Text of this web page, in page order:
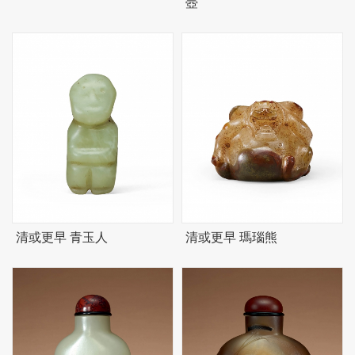
壺
清或更早 青玉人 清或更早 瑪瑙熊